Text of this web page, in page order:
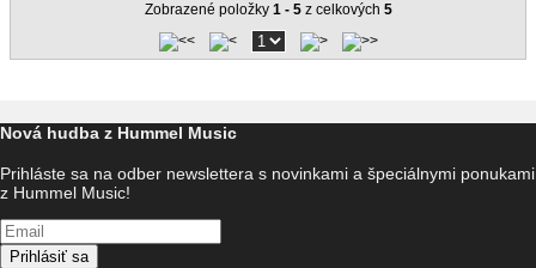
Zobrazené položky 1 - 5z celkových 5
Nová hudba z Hummel Music
Prihláste sa na odber newslettera s novinkami a špeciálnymi ponukami
z Hummel Music!
Prihlásiť sa